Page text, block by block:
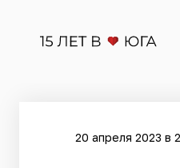
20 апреля 2023 в